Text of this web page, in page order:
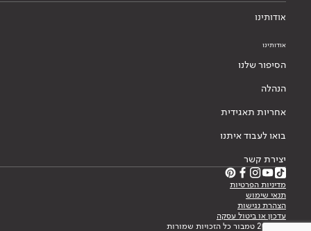
אודותינו
אודותינו
הסיפור שלנו
הנהלה
אחריות תאגידית
בואו לעבוד איתנו
יצירת קשר
מדיניות הפרטיות
תנאי שימוש
הצהרת נגישות
עדכון או ביטול עסקה
© 2026 טמבור כל הזכויות שמורות